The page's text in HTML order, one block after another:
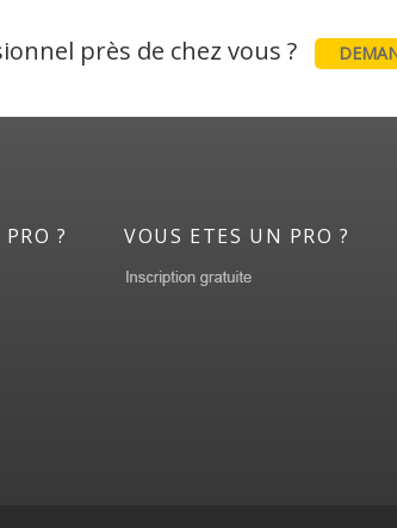
près de chez vous ?
? VOUS ETES UN PRO ?